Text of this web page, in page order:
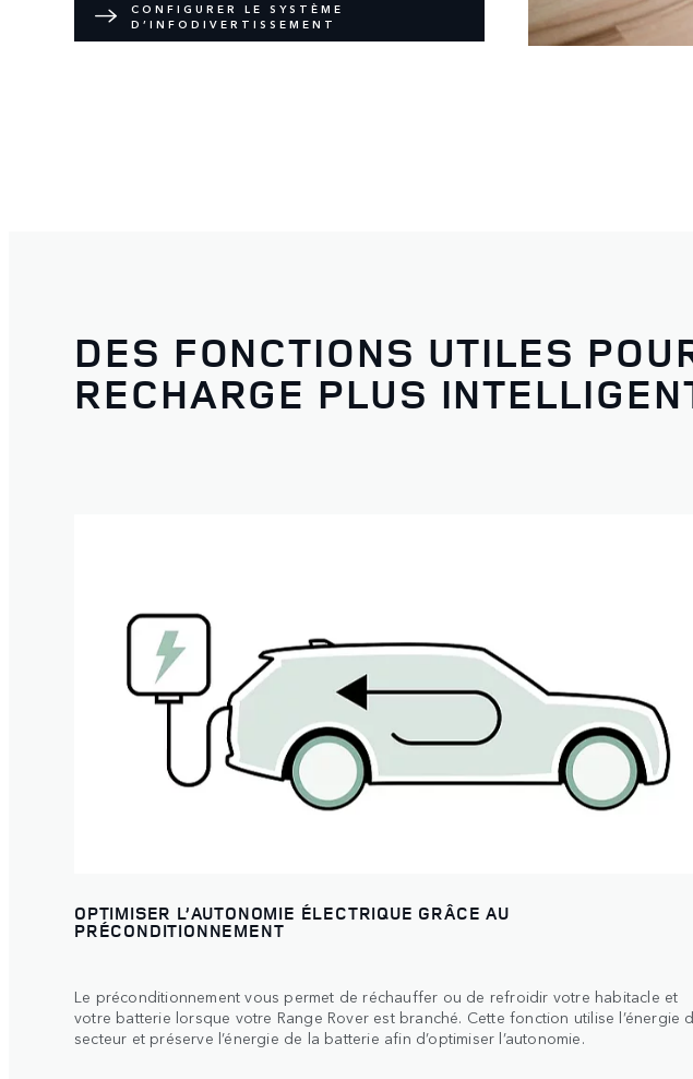
CONFIGURER LE SYSTÈME
D’INFODIVERTISSEMENT
DES FONCTIONS UTILES
RECHARGE PLUS
OPTIMISER L’AUTONOMIE ÉLECTRIQUE GRÂCE AU
PRÉCONDITIONNEMENT
Le préconditionnement vous permet de réchauffer ou de refroidir votre habitacle et
votre batterie lorsque votre Range Rover est branché. Cette fonction utilise l’énergie
secteur et préserve l’énergie de la batterie afin d’optimiser l’autonomie.